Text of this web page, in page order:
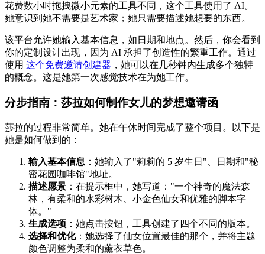
花费数小时拖拽微小元素的工具不同，这个工具使用了 AI。
她意识到她不需要是艺术家；她只需要描述她想要的东西。
该平台允许她输入基本信息，如日期和地点。然后，你会看到
你的定制设计出现，因为 AI 承担了创造性的繁重工作。通过
使用 这个免费邀请创建器 ，她可以在几秒钟内生成多个独特
的概念。这是她第一次感觉技术在为她工作。
分步指南：莎拉如何制作女儿的梦想邀请函
莎拉的过程非常简单。她在午休时间完成了整个项目。以下是
她是如何做到的：
输入基本信息 ：她输入了"莉莉的 5 岁生日"、日期和"秘
密花园咖啡馆"地址。
描述愿景 ：在提示框中，她写道："一个神奇的魔法森
林，有柔和的水彩树木、小金色仙女和优雅的脚本字
体。"
生成选项 ：她点击按钮，工具创建了四个不同的版本。
选择和优化：她选择了仙女位置最佳的那个，并将主题
颜色调整为柔和的薰衣草色。